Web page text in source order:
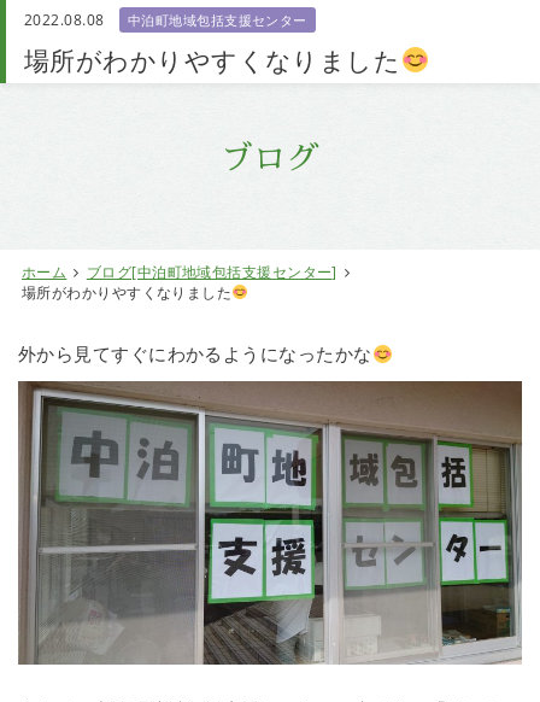
ブログ
ホーム
ブログ[中泊町地域包括支援センター]
場所がわかりやすくなりました
2022.08.08 中泊町地域包括支援センター
場所がわかりやすくなりました
外から見てすぐにわかるようになったかな